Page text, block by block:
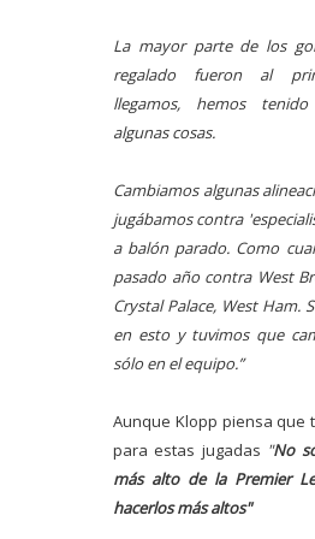
La mayor parte de los
regalado fueron al
llegamos, hemos
algunas cosas.
Cambiamos algunas
jugábamos contra
a balón parado. Como
pasado año contra West
Crystal Palace, West Ham.
en esto y tuvimos que
sólo en el equipo.”
Aunque Klopp piensa que
para estas jugadas "No
más alto de la Premier
hacerlos más altos"